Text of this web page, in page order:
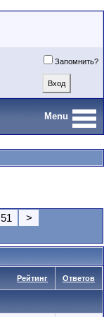
Запомнить?
Menu
51
>
Рейтинг Ответов